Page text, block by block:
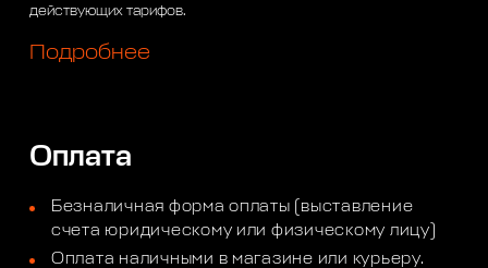
действующих тарифов.
Подробнее
Оплата
Безналичная форма оплаты (выставление
счета юридическому или физическому лицу)
Оплата наличными в магазине или курьеру.